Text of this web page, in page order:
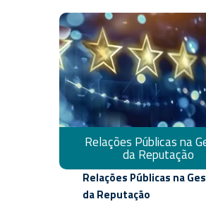
Relações Públicas na
da Reputação
Relações Públicas na
da Reputação